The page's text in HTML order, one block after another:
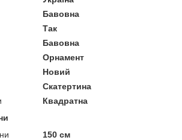
Бавовна
Так
Бавовна
Орнамент
Новий
Скатертина
Квадратна
150 см